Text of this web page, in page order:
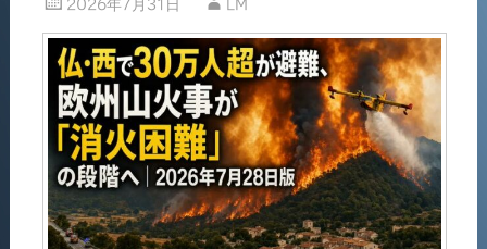
2026年7月31日 LM